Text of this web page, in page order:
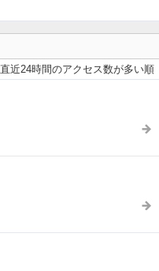
直近24時間のアクセス数が多い順